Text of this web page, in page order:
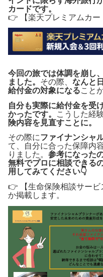
カードです。
👉 【楽天プレミアムカー
今回の旅では体調を崩し
ました。 その際、 なんと
給付金の対象になること
自分も実際に給付金を受
かったです。
こうした経
険内容を見直すことに。
その際にファイナンシャ
て、自分に合った保障内
りました。 参考になった
無料でプロに相談できる
用してみてください👇
👉 【生命保険相談サービ
か掲載します。